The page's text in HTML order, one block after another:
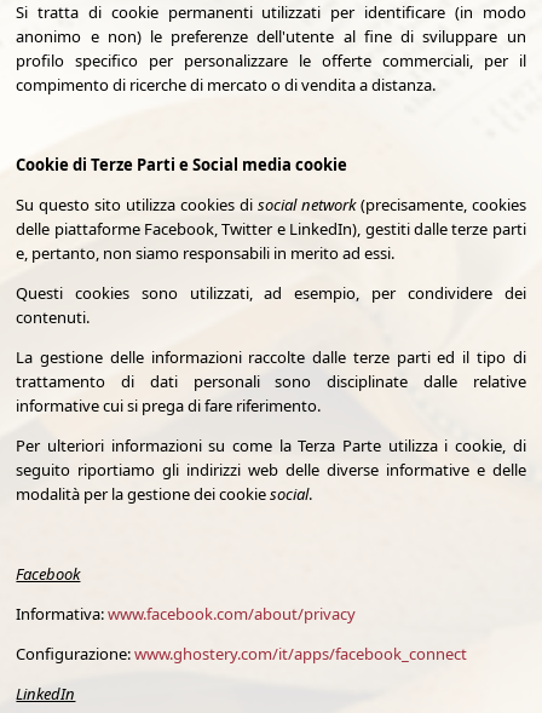
Si tratta di cookie permanenti utilizzati per identificare (in modo
anonimo e non) le preferenze dell'utente al fine di sviluppare un
profilo specifico per personalizzare le offerte commerciali, per il
compimento di ricerche di mercato o di vendita a distanza.
Cookie di Terze Parti e Social media cookie
Su questo sito utilizza cookies di social network(precisamente, cookies
delle piattaforme Facebook, Twitter e LinkedIn), gestiti dalle terze parti
e, pertanto, non siamo responsabili in merito ad essi.
Questi cookies sono utilizzati, ad esempio, per condividere dei
contenuti.
La gestione delle informazioni raccolte dalle terze parti ed il tipo di
trattamento di dati personali sono disciplinate dalle relative
informative cui si prega di fare riferimento.
Per ulteriori informazioni su come la Terza Parte utilizza i cookie, di
seguito riportiamo gli indirizzi web delle diverse informative e delle
modalità per la gestione dei cookiesocial.
Facebook
Informativa:www.facebook.com/about/privacy
Configurazione:www.ghostery.com/it/apps/facebook_connect
LinkedIn